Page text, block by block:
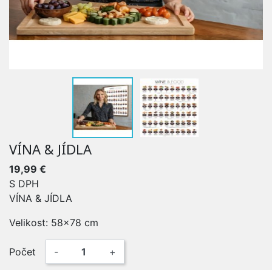
VÍNA & JÍDLA
19,99 €
S DPH
VÍNA & JÍDLA
Velikost: 58x78 cm
Počet - +